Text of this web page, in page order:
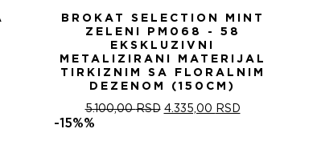
BROKAT SELECTION MINT
ZELENI PM068 - 58
EKSKLUZIVNI
METALIZIRANI MATERIJAL
TIRKIZNIM SA FLORALNIM
DEZENOM (150CM)
5.100,00RSD ОРИГИНАЛНА
4.335,00 RSDТРЕНУТНА
-15%%